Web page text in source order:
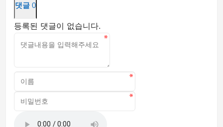
댓글 0
등록된 댓글이 없습니다.